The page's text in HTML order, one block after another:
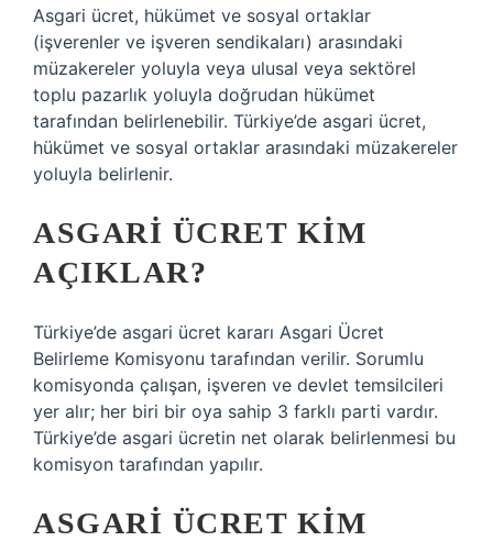
Asgari ücret, hükümet ve sosyal ortaklar
(işverenler ve işveren sendikaları) arasındaki
müzakereler yoluyla veya ulusal veya sektörel
toplu pazarlık yoluyla doğrudan hükümet
tarafından belirlenebilir. Türkiye’de asgari ücret,
hükümet ve sosyal ortaklar arasındaki müzakereler
yoluyla belirlenir.
ASGARI ÜCRET KIM
AÇIKLAR?
Türkiye’de asgari ücret kararı Asgari Ücret
Belirleme Komisyonu tarafından verilir. Sorumlu
komisyonda çalışan, işveren ve devlet temsilcileri
yer alır; her biri bir oya sahip 3 farklı parti vardır.
Türkiye’de asgari ücretin net olarak belirlenmesi bu
komisyon tarafından yapılır.
ASGARI ÜCRET KIM